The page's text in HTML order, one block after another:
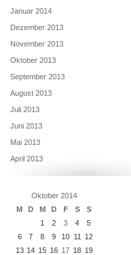
Januar 2014
Dezember 2013
November 2013
Oktober 2013
September 2013
August 2013
Juli 2013
Juni 2013
Mai 2013
April 2013
Oktober 2014
M
D M D F S
S
1
2 3 4
5
6
7 8 9 10 11
12
13 14 15 16 17 18 19